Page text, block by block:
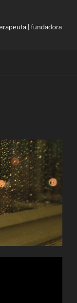
| fundadora